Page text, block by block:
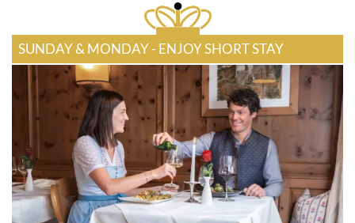
SUNDAY & MONDAY - ENJOY SHORT STAY